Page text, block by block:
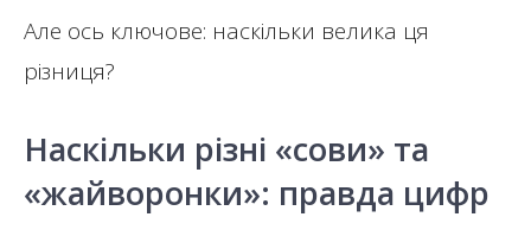
Але ось ключове: наскільки велика ця
різниця?
Наскільки різні «сови» та
«жайворонки»: правда цифр